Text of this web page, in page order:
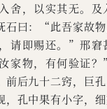
舍，以实其无。及
石曰：“此吾家故
请即赐还。”邢窘
家物，有何验证
前后九十二窍，巨
孔中果有小字，